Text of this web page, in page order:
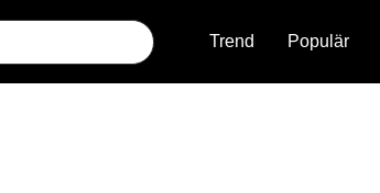
Trend Populär